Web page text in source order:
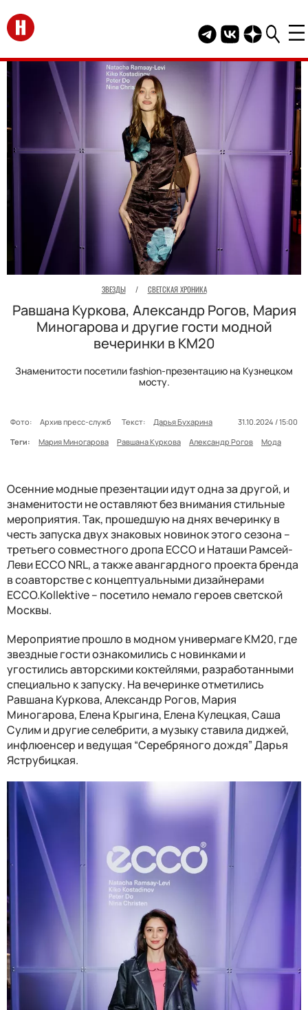
Перейти на главную
Telegram канал
Группа HELLO
Канал
ЗВЕЗДЫ / СВЕТСКАЯ ХРОНИКА
Равшана Куркова, Александр Рогов, Мария
Миногарова и другие гости модной
вечеринки в КМ20
Знаменитости посетили fashion-презентацию на Кузнецком
мосту.
Фото: Архив пресс-служб Текст: Дарья Бухарина
31.10.2024 / 15:00
Теги:
Мария Миногарова Равшана Куркова Александр Рогов Мода
Осенние модные презентации идут одна за другой, и
знаменитости не оставляют без внимания стильные
мероприятия. Так, прошедшую на днях вечеринку в
честь запуска двух знаковых новинок этого сезона –
третьего совместного дропа ECCO и Наташи Рамсей-
Леви ECCO NRL, а также авангардного проекта бренда
в соавторстве с концептуальными дизайнерами
ECCO.Kollektive – посетило немало героев светской
Москвы.
Мероприятие прошло в модном универмаге КМ20, где
звездные гости ознакомились с новинками и
угостились авторскими коктейлями, разработанными
специально к запуску. На вечеринке отметились
Равшана Куркова, Александр Рогов, Мария
Миногарова, Елена Крыгина, Елена Кулецкая, Саша
Сулим и другие селебрити, а музыку ставила диджей,
инфлюенсер и ведущая “Серебряного дождя” Дарья
Яструбицкая.